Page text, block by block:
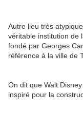
Autre lieu très
véritable institution de
fondé par Georges
référence à la ville de
On dit que Walt
inspiré pour la